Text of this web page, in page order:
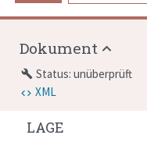
LAGE
Dokument
build Status: unüberprüft
XML